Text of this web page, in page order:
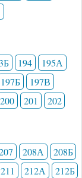
194
195А
197Б
197В
200 201 202
208А
208Б
211 212А
212Б